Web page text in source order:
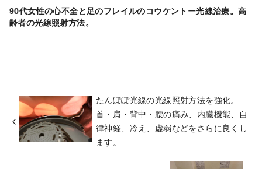
90代女性の心不全と足のフレイルのコウケントー光線治療。高
齢者の光線照射方法。
たんぽぽ光線の光線照射方法を強化。
首・肩・背中・腰の痛み、内臓機能、自
律神経、冷え、虚弱などをさらに良くし
ます。